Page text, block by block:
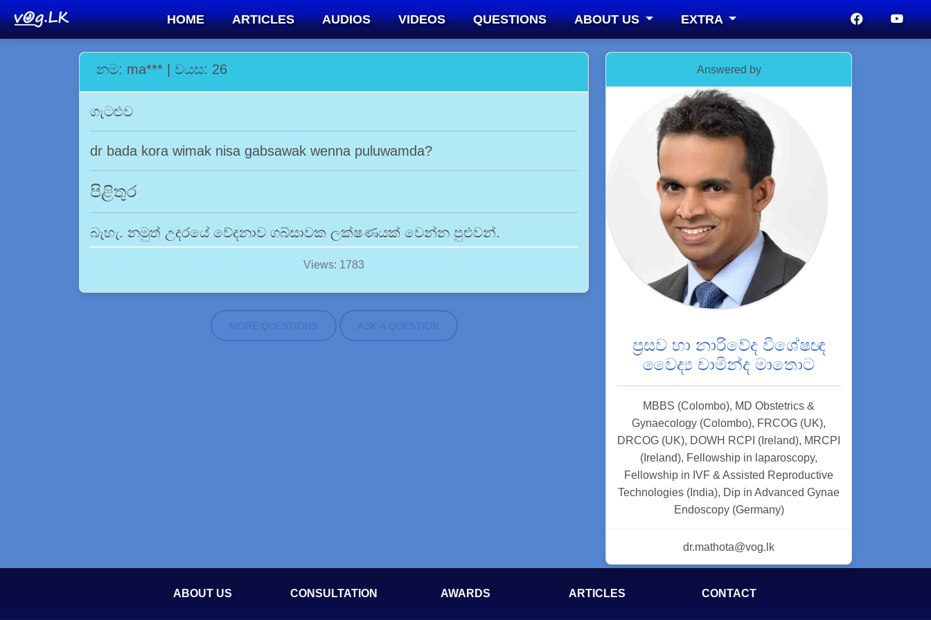
HOME ARTICLES AUDIOS VIDEOS QUESTIONS ABOUT US EXTRA
නම: ma*** | වයස: 26
ගැටළුව
dr bada kora wimak nisa gabsawak wenna puluwamda?
පිළිතුර
බැහැ. නමුත් උදරයේ වේදනාව ගබ්සාවක ලක්ෂණයක් වෙන්න පුළුවන්.
Views: 1783
MORE QUESTIONS ASK A QUESTION
Answered by
ප්‍රසව හා නාරිවේද විශේෂඥ
වෛද්‍ය චාමින්ද මාතොට
MBBS (Colombo), MD Obstetrics &
Gynaecology (Colombo), FRCOG (UK),
DRCOG (UK), DOWH RCPI (Ireland), MRCPI
(Ireland), Fellowship in laparoscopy,
Fellowship in IVF & Assisted Reproductive
Technologies (India), Dip in Advanced Gynae
Endoscopy (Germany)
dr.mathota@vog.lk
ABOUT US CONSULTATION AWARDS ARTICLES CONTACT